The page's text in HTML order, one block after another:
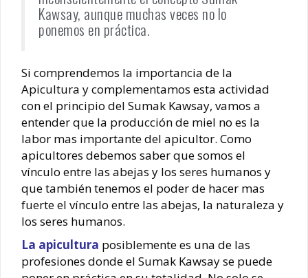
Kawsay, aunque muchas veces no lo
ponemos en práctica.
Si comprendemos la importancia de la
Apicultura y complementamos esta actividad
con el principio del Sumak Kawsay, vamos a
entender que la producción de miel no es la
labor mas importante del apicultor. Como
apicultores debemos saber que somos el
vínculo entre las abejas y los seres humanos y
que también tenemos el poder de hacer mas
fuerte el vínculo entre las abejas, la naturaleza y
los seres humanos.
La apicultura posiblemente es una de las
profesiones donde el Sumak Kawsay se puede